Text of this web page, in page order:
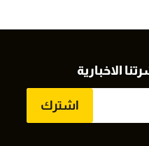
الاخبارية
اشترك